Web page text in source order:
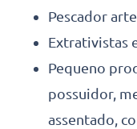
Pescador
Extrativistas
Pequeno
possuidor,
assentado,